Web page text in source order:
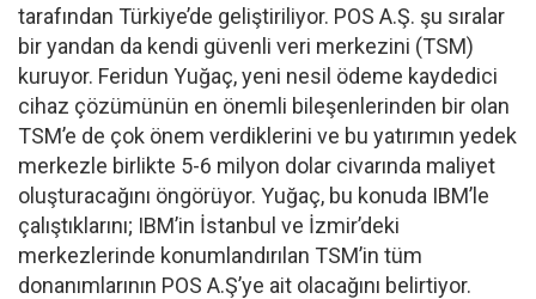
tarafından Türkiye’de geliştiriliyor. POS A.Ş. şu sıralar
bir yandan da kendi güvenli veri merkezini (TSM)
kuruyor. Feridun Yuğaç, yeni nesil ödeme kaydedici
cihaz çözümünün en önemli bileşenlerinden bir olan
TSM’e de çok önem verdiklerini ve bu yatırımın yedek
merkezle birlikte 5-6 milyon dolar civarında maliyet
oluşturacağını öngörüyor. Yuğaç, bu konuda IBM’le
çalıştıklarını; IBM’in İstanbul ve İzmir’deki
merkezlerinde konumlandırılan TSM’in tüm
donanımlarının POS A.Ş’ye ait olacağını belirtiyor.